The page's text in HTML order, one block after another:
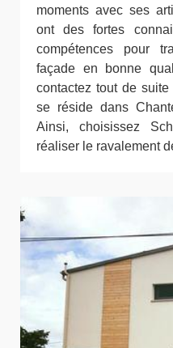
moments avec ses
ont des fortes
compétences pour
façade en bonne
contactez tout de
se réside dans
Ainsi, choisissez
réaliser le ravalement